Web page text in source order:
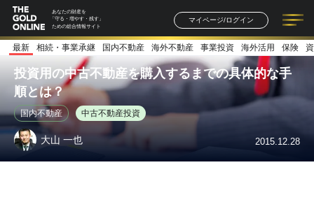
あなたの財産を
「守る・増やす・残す」
ための総合情報サイト
マイページ/ログイン
記事一覧 連載一覧
著者一覧 書籍一覧
最新 相続・事業承継 国内不動産 海外不動産 事業投資 海外活用 保険
投資用の中古不動産を購入するまでの具体的な手
順とは？
国内不動産 中古不動産投資
大山 一也 2015.12.28